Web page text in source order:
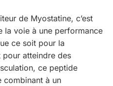
de Myostatine, c’est
la voie à une performance
ce soit pour la
atteindre des
ce peptide
combinant à un